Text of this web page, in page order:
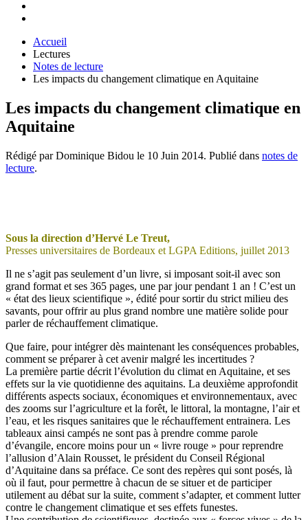
Accueil
Lectures
Notes de lecture
Les impacts du changement climatique en Aquitaine
Les impacts du changement climatique en
Aquitaine
Rédigé par Dominique Bidou le 10 Juin 2014. Publié dans notes de
lecture.
Sous la direction d’Hervé Le Treut,
Presses universitaires de Bordeaux et LGPA Editions, juillet 2013
Il ne s’agit pas seulement d’un livre, si imposant soit-il avec son
grand format et ses 365 pages, une par jour pendant 1 an ! C’est un
« état des lieux scientifique », édité pour sortir du strict milieu des
savants, pour offrir au plus grand nombre une matière solide pour
parler de réchauffement climatique.
Que faire, pour intégrer dès maintenant les conséquences probables,
comment se préparer à cet avenir malgré les incertitudes ?
La première partie décrit l’évolution du climat en Aquitaine, et ses
effets sur la vie quotidienne des aquitains. La deuxième approfondit
différents aspects sociaux, économiques et environnementaux, avec
des zooms sur l’agriculture et la forêt, le littoral, la montagne, l’air et
l’eau, et les risques sanitaires que le réchauffement entrainera. Les
tableaux ainsi campés ne sont pas à prendre comme parole
d’évangile, encore moins pour un « livre rouge » pour reprendre
l’allusion d’Alain Rousset, le président du Conseil Régional
d’Aquitaine dans sa préface. Ce sont des repères qui sont posés, là
où il faut, pour permettre à chacun de se situer et de participer
utilement au débat sur la suite, comment s’adapter, et comment lutter
contre le changement climatique et ses effets funestes.